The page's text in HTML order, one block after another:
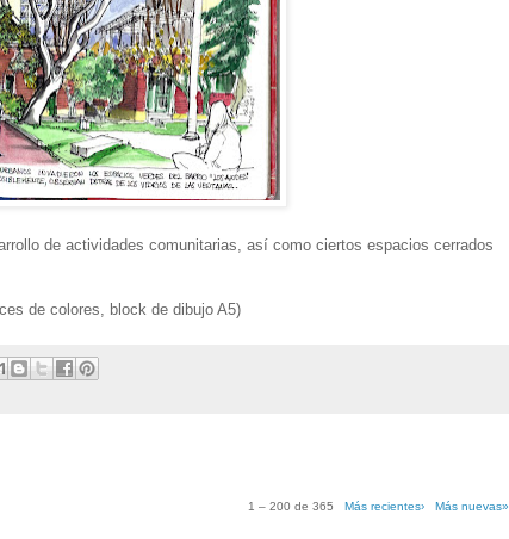
de actividades comunitarias, así como ciertos espacios cerrados
de colores, block de dibujo A5)
1 – 200 de 365 Más recientes› Más nuevas»